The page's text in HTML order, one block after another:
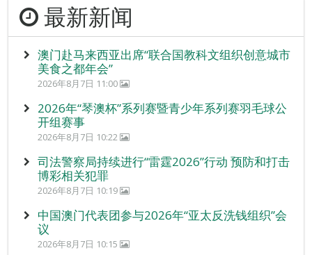
最新新闻
澳门赴马来西亚出席“联合国教科文组织创意城市
美食之都年会”
2026年8月7日 11:00
2026年“琴澳杯”系列赛暨青少年系列赛羽毛球公
开组赛事
2026年8月7日 10:22
司法警察局持续进行“雷霆2026”行动 预防和打击
博彩相关犯罪
2026年8月7日 10:19
中国澳门代表团参与2026年“亚太反洗钱组织”会
议
2026年8月7日 10:15